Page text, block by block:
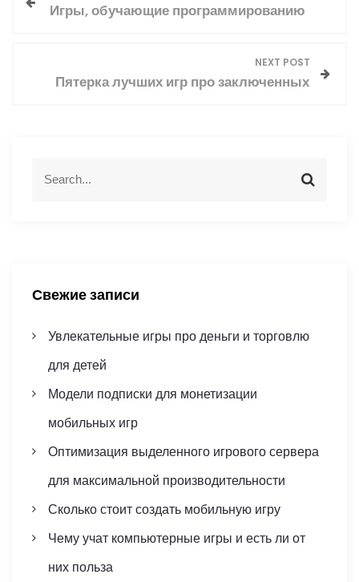
Игры, обучающие программированию
NEXT POST
Пятерка лучших игр про заключенных
o
:
S
Свежие записи
Увлекательные игры про деньги и торговлю
для детей
Модели подписки для монетизации
мобильных игр
Оптимизация выделенного игрового сервера
для максимальной производительности
Сколько стоит создать мобильную игру
Чему учат компьютерные игры и есть ли от
них польза